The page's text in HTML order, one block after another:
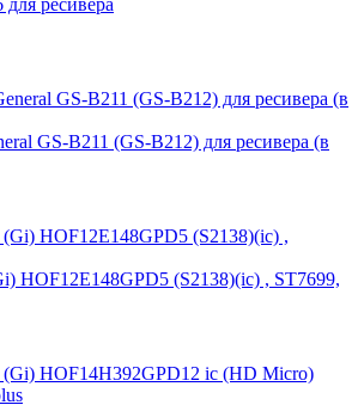
ресивера
GS-B211 (GS-B212) для ресивера (в
HOF12E148GPD5 (S2138)(ic) , ST7699,